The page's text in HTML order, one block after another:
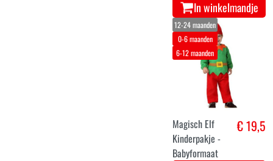
In winkelmandje
12-24 maanden
0-6 maanden
6-12 maanden
Magisch Elf
Kinderpakje -
Babyformaat
€ 19,5